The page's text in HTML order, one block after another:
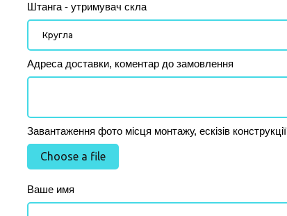
Штанга - утримувач скла
Адреса доставки, коментар до замовлення
Завантаження фото місця монтажу, ескізів конструкції
Choose a file
Ваше имя